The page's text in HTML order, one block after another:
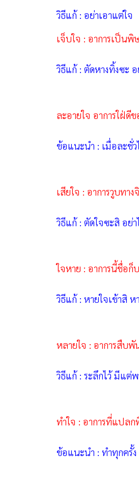
วิธีแก้ : อย่าเอาแต่ใจ
เจ็บใจ : อาการเป็น
วิธีแก้ : ตัดหางทิ้งซะ อ
ละอายใจ อาการใฝ่ดี
ข้อแนะนำ : เมื่อละชั่ว
เสียใจ : อาการวูบทา
วิธีแก้ : ตัดใจซะสิ อย่
ใจหาย : อาการนี้ชื่อก็
วิธีแก้ : หายใจเข้าสิ
หลายใจ : อาการสืบพั
วิธีแก้ : ระลึกไว้ มีแต่
ทำใจ : อาการที่แปลก
ข้อแนะนำ : ทำทุกครั้